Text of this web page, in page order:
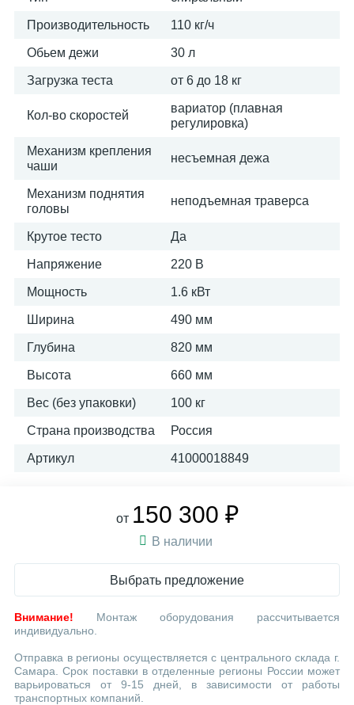
Производительность 110 кг/ч
Обьем дежи 30 л
Загрузка теста от 6 до 18 кг
Кол-во скоростей
вариатор (плавная
регулировка)
Механизм крепления
чаши
несъемная дежа
Механизм поднятия
головы
неподъемная траверса
Крутое тесто Да
Напряжение 220 В
Мощность 1.6 кВт
Ширина 490 мм
Глубина 820 мм
Высота 660 мм
Вес (без упаковки) 100 кг
Страна производства Россия
Артикул 41000018849
от 150 300 ₽
В наличии
Выбрать предложение
Внимание! Монтаж оборудования рассчитывается
индивидуально.
Отправка в регионы осуществляется с центрального склада г.
Самара. Срок поставки в отделенные регионы России может
варьироваться от 9-15 дней, в зависимости от работы
транспортных компаний.